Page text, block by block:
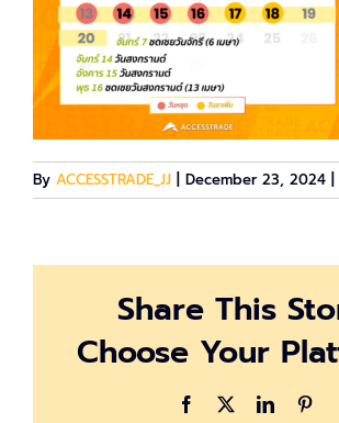
By ACCESSTRADE_JJ December 23, 2024
Share This
Choose Your
Facebook LinkedIn